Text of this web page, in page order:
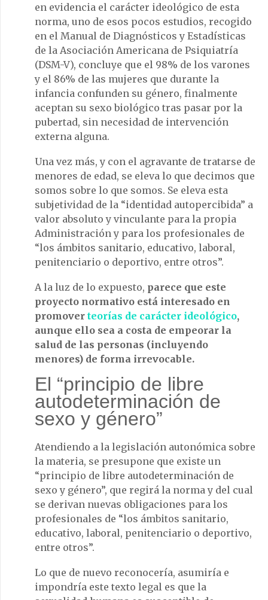
en evidencia el carácter ideológico de esta
norma, uno de esos pocos estudios, recogido
en el Manual de Diagnósticos y Estadísticas
de la Asociación Americana de Psiquiatría
(DSM-V), concluye que el 98% de los varones
y el 86% de las mujeres que durante la
infancia confunden su género, finalmente
aceptan su sexo biológico tras pasar por la
pubertad, sin necesidad de intervención
externa alguna.
Una vez más, y con el agravante de tratarse de
menores de edad, se eleva lo que decimos que
somos sobre lo que somos. Se eleva esta
subjetividad de la “identidad autopercibida” a
valor absoluto y vinculante para la propia
Administración y para los profesionales de
“los ámbitos sanitario, educativo, laboral,
penitenciario o deportivo, entre otros”.
A la luz de lo expuesto, parece que este
proyecto normativo está interesado en
promover teorías de carácter ideológico,
aunque ello sea a costa de empeorar la
salud de las personas (incluyendo
menores) de forma irrevocable.
El “principio de libre
autodeterminación de
sexo y género”
Atendiendo a la legislación autonómica sobre
la materia, se presupone que existe un
“principio de libre autodeterminación de
sexo y género”, que regirá la norma y del cual
se derivan nuevas obligaciones para los
profesionales de “los ámbitos sanitario,
educativo, laboral, penitenciario o deportivo,
entre otros”.
Lo que de nuevo reconocería, asumiría e
impondría este texto legal es que la